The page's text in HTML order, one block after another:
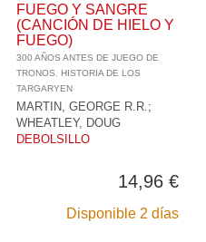
FUEGO Y SANGRE
(CANCIÓN DE HIELO Y
FUEGO)
300 AÑOS ANTES DE JUEGO DE
TRONOS. HISTORIA DE LOS
TARGARYEN
MARTIN, GEORGE R.R. ;
WHEATLEY, DOUG
DEBOLSILLO
14,96 €
Disponible 2 días